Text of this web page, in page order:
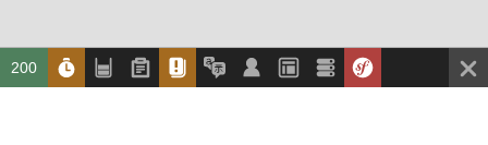
Développement :
200